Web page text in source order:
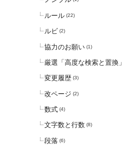
ルール (22)
ルビ (2)
協力のお願い (1)
厳選「高度な検索と置換」
変更履歴 (3)
改ページ (2)
数式 (4)
文字数と行数 (8)
段落 (6)